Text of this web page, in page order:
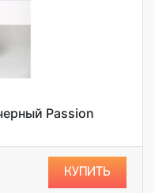
Passion
КУПИТЬ